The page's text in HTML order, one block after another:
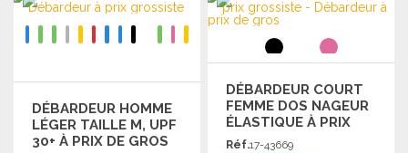
Demander un devis
DÉBARDEUR HOMME
LÉGER TAILLE M, UPF
30+ À PRIX DE GROS
DÉBARDEUR COURT
FEMME DOS NAGEUR
ÉLASTIQUE À PRIX
GROSSISTE
Réf.17-43669